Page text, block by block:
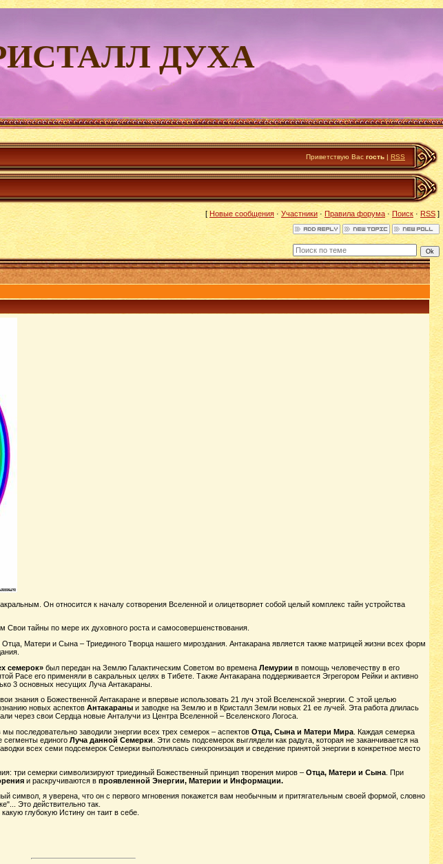
ДУХА
Приветствую Вас гость | RSS
[Новые сообщения · Участники·Правила форума·Поиск · RSS ]
Он относится к началу сотворения Вселенной и олицетворяет собой целый комплекс тайн устройства
Свои тайны по мере их духовного роста и самосовершенствования.
Матери и Сына – Триединого Творца нашего мироздания. Антакарана является также матрицей жизни всех форм
семерок» был передан на Землю Галактическим Советом во времена Лемурии в помощь человечеству в его
Расе его применяли в сакральных целях в Тибете. Также Антакарана поддерживается Эгрегором Рейки и активно
3 основных несущих Луча Антакараны.
знания о Божественной Антакаране и впервые использовать 21 луч этой Вселенской энергии. С этой целью
новых аспектов Антакараныи заводке на Землю и в Кристалл Земли новых 21 ее лучей. Эта работа длилась
через свои Сердца новые Анталучи из Центра Вселенной – Вселенского Логоса.
последовательно заводили энергии всех трех семерок – аспектов Отца, Сына и Матери Мира. Каждая семерка
сегменты единогоЛуча данной Семерки . Эти семь подсемерок выглядели как радуга, которая не заканчивается на
всех семи подсемерок Семерки выполнялась синхронизация и сведение принятой энергии в конкретное место
три семерки символизируют триединый Божественный принцип творения миров –Отца, Матери и Сына. При
и раскручиваются в проявленной Энергии, Материи и Информации.
символ, я уверена, что он с первого мгновения покажется вам необычным и притягательным своей формой, словно
Это действительно так.
глубокую Истину он таит в себе.